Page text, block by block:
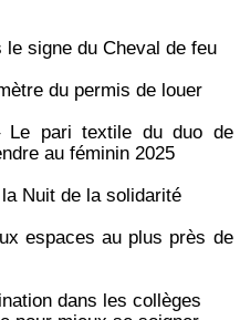
signe du Cheval de feu
du permis de louer
Le pari textile du duo de
au féminin 2025
Nuit de la solidarité
espaces au plus près de
dans les collèges